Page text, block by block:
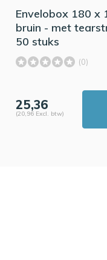
Envelobox 180 x
bruin - met
50 stuks
(0)
25,36
(20,96 Excl. btw)